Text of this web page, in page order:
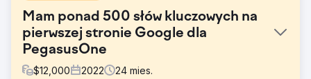
Mam ponad 500 słów kluczowych na
pierwszej stronie Google dla
PegasusOne
$12,000 2022 24 mies.